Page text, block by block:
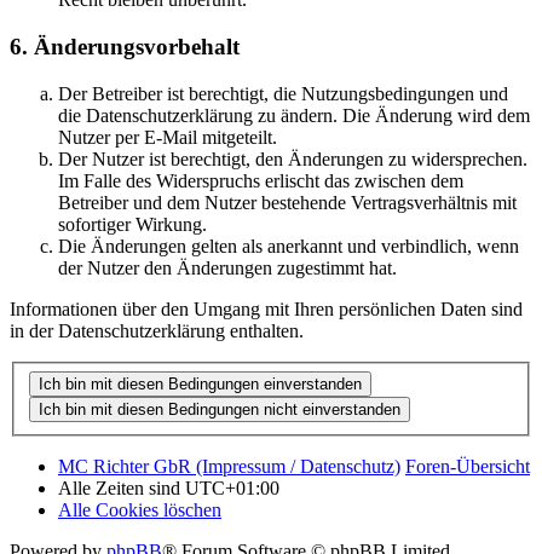
6. Änderungsvorbehalt
Der Betreiber ist berechtigt, die Nutzungsbedingungen und
die Datenschutzerklärung zu ändern. Die Änderung wird dem
Nutzer per E-Mail mitgeteilt.
Der Nutzer ist berechtigt, den Änderungen zu widersprechen.
Im Falle des Widerspruchs erlischt das zwischen dem
Betreiber und dem Nutzer bestehende Vertragsverhältnis mit
sofortiger Wirkung.
Die Änderungen gelten als anerkannt und verbindlich, wenn
der Nutzer den Änderungen zugestimmt hat.
Informationen über den Umgang mit Ihren persönlichen Daten sind
in der Datenschutzerklärung enthalten.
MC Richter GbR (Impressum / Datenschutz) Foren-Übersicht
Alle Zeiten sind UTC+01:00
Alle Cookies löschen